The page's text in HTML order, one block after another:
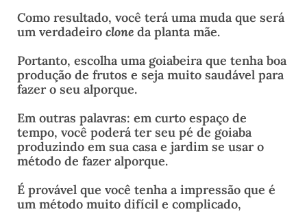
Como resultado, você terá uma muda que será
um verdadeiro clone da planta mãe.
Portanto, escolha uma goiabeira que tenha boa
produção de frutos e seja muito saudável para
fazer o seu alporque.
Em outras palavras: em curto espaço de
tempo, você poderá ter seu pé de goiaba
produzindo em sua casa e jardim se usar o
método de fazer alporque.
É provável que você tenha a impressão que é
um método muito difícil e complicado,